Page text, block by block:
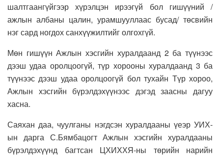
шалтгаангүйгээр хүрэлцэн ирээгүй бол гишүүний /
ажлын албаны цалин, урамшууллаас бусад/ төсвийн
нэг сард ногдох санхүүжилтийг олгохгүй.
Мөн гишүүн Ажлын хэсгийн хуралдаанд 2 ба түүнээс
дээш удаа оролцоогүй, түр хорооны хуралдаанд 3 ба
түүнээс дээш удаа оролцоогүй бол тухайн Түр хороо,
Ажлын хэсгийн бүрэлдэхүүнээс дэгэд заасны дагуу
хасна.
Саяхан даа, чуулганы нэгдсэн хуралдааны үеэр УИХ-
ын дарга С.Бямбацогт Ажлын хэсгийн хуралдааны
бүрэлдэхүүнд багтсан ЦХИХХЯ-ны төрийн нарийн